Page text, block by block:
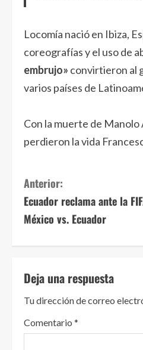
Locomía nació en Ibiza,
coreografías y el uso de
embrujo» convirtieron al
varios países de
Con la muerte de
perdieron la vida
S
i
e
l
e
Anterior:
Ecuador reclama ante la
México vs. Ecuador
Deja una respuesta
Tu dirección de correo
Comentario *